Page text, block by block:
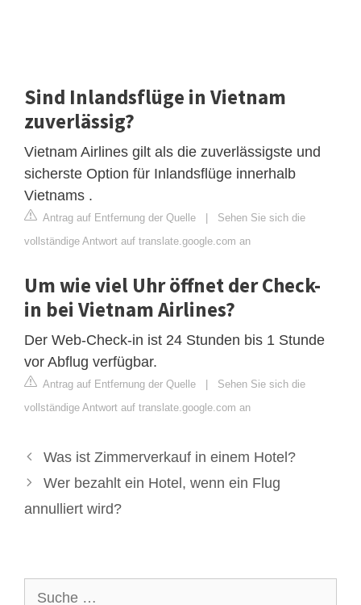
Sind Inlandsflüge in Vietnam
zuverlässig?
Vietnam Airlines gilt als die zuverlässigste und
sicherste Option für Inlandsflüge innerhalb
Vietnams .
Antrag auf Entfernung der Quelle | Sehen Sie sich die
vollständige Antwort auf translate.google.com an
Um wie viel Uhr öffnet der Check-
in bei Vietnam Airlines?
Der Web-Check-in ist 24 Stunden bis 1 Stunde
vor Abflug verfügbar.
Antrag auf Entfernung der Quelle | Sehen Sie sich die
vollständige Antwort auf translate.google.com an
Was ist Zimmerverkauf in einem Hotel?
Wer bezahlt ein Hotel, wenn ein Flug
annulliert wird?